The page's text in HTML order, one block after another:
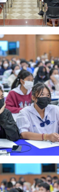
Search